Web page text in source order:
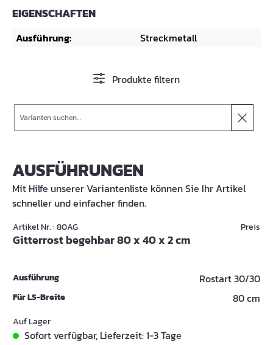
EIGENSCHAFTEN
Ausführung: Streckmetall
Produkte filtern
AUSFÜHRUNGEN
Mit Hilfe unserer Variantenliste können Sie Ihr Artikel
schneller und einfacher finden.
Artikel Nr. : 80AG
Gitterrost begehbar 80 x 40 x 2 cm
Preis
Ausführung Rostart 30/30
Für LS-Breite 80 cm
Auf Lager
Sofort verfügbar, Lieferzeit: 1-3 Tage